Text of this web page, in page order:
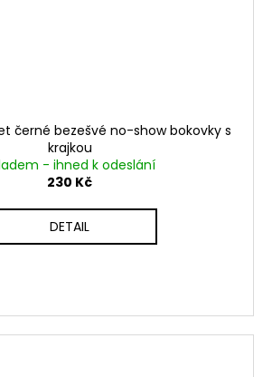
černé bezešvé no-show bokovky s
krajkou
- ihned k odeslání
230 Kč
DETAIL